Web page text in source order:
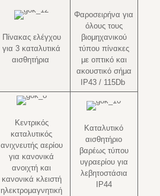
Πίνακας ελέγχου
για 3 καταλυτικά
αισθητήρια
Φαροσειρήνα για
όλους τους
βιομηχανικού
τύπου πίνακες
με οπτικό και
ακουστικό σήμα
IP43 / 115Db
Κεντρικός
καταλυτικός
ανιχνευτής αερίου
για κανονικά
ανοιχτή και
κανονικά κλειστή
ηλεκτρομαγνητική
Καταλυτικό
αισθητήριο
βαρέως τύπου
υγραερίου για
λεβητοστάσια
IP44